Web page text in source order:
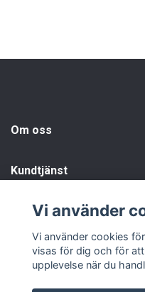
Om oss
Kundtjänst
Vi använder
Vi använder cookies
visas för dig och för
upplevelse när du